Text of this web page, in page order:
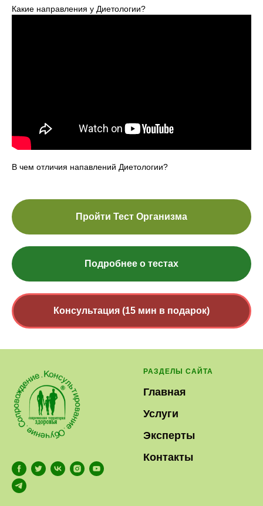
Какие направления у Диетологии?
В чем отличия напавлений Диетологии?
Пройти Тест Организма
Подробнее о тестах
Консультация (15 мин в подарок)
РАЗДЕЛЫ САЙТА
Главная
Услуги
Эксперты
Контакты